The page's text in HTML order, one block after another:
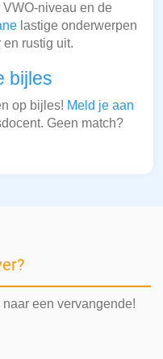
niveau en de
lastige onderwerpen
rustig uit.
bijles
op bijles! Meld je aan
Geen match?
een vervangende!